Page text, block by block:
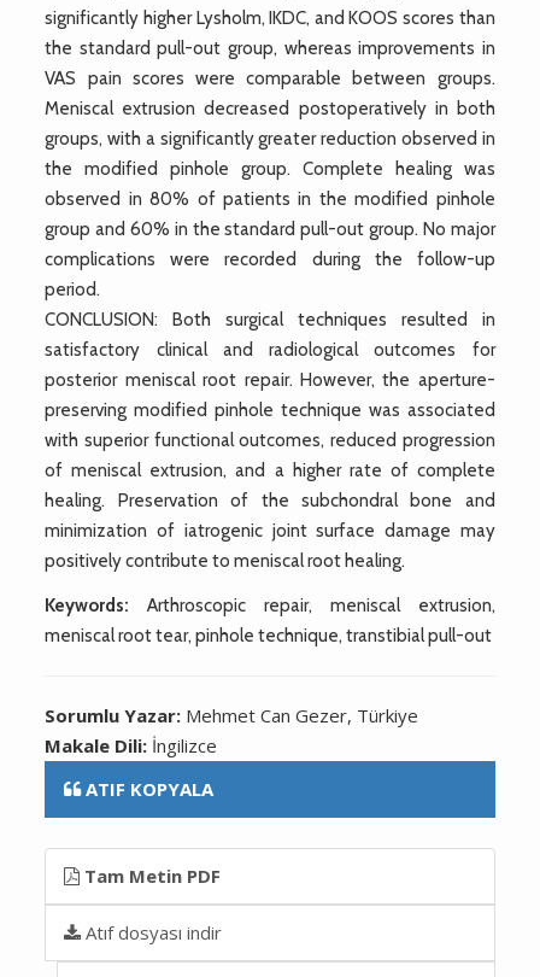
significantly higher Lysholm, IKDC, and KOOS scores than
the standard pull-out group, whereas improvements in
VAS pain scores were comparable between groups.
Meniscal extrusion decreased postoperatively in both
groups, with a significantly greater reduction observed in
the modified pinhole group. Complete healing was
observed in 80% of patients in the modified pinhole
group and 60% in the standard pull-out group. No major
complications were recorded during the follow-up
period.
CONCLUSION: Both surgical techniques resulted in
satisfactory clinical and radiological outcomes for
posterior meniscal root repair. However, the aperture-
preserving modified pinhole technique was associated
with superior functional outcomes, reduced progression
of meniscal extrusion, and a higher rate of complete
healing. Preservation of the subchondral bone and
minimization of iatrogenic joint surface damage may
positively contribute to meniscal root healing.
Keywords: Arthroscopic repair, meniscal extrusion,
meniscal root tear, pinhole technique, transtibial pull-out
Sorumlu Yazar: Mehmet Can Gezer, Türkiye
Makale Dili: İngilizce
ATIF KOPYALA
Tam Metin PDF
Atıf dosyası indir